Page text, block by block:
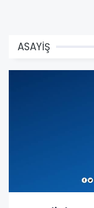
ASAYİŞ